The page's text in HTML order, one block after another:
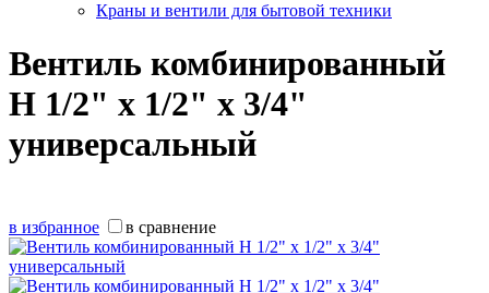
Краны и вентили для бытовой техники
Вентиль комбинированный
Н 1/2" х 1/2" х 3/4"
универсальный
в избранное в сравнение